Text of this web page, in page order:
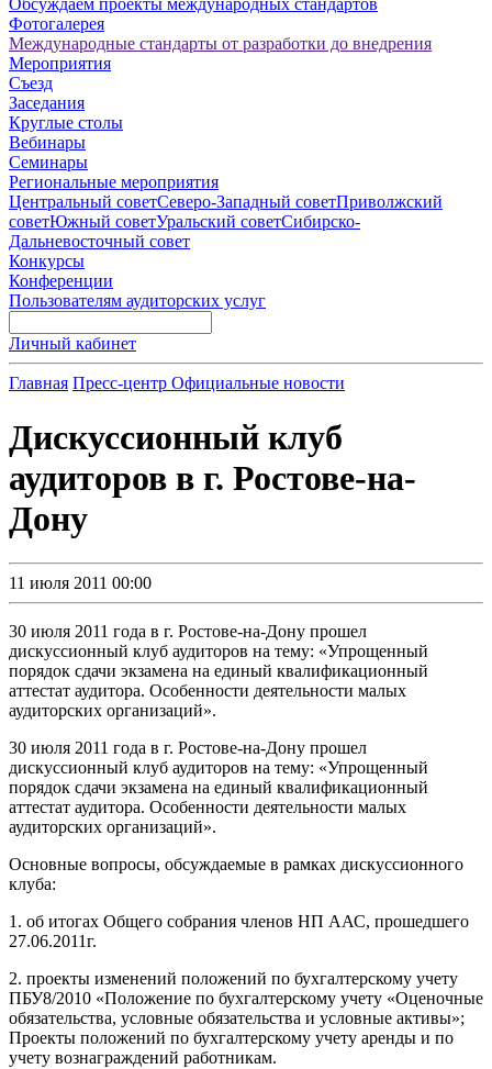
Обсуждаем проекты международных стандартов
Фотогалерея
Международные стандарты от разработки до внедрения
Мероприятия
Съезд
Заседания
Круглые столы
Вебинары
Семинары
Региональные мероприятия
Центральный советСеверо-Западный советПриволжский
советЮжный советУральский советСибирско-
Дальневосточный совет
Конкурсы
Конференции
Пользователям аудиторских услуг
Личный кабинет
Главная Пресс-центр Официальные новости
Дискуссионный клуб
аудиторов в г. Ростове-на-
Дону
11 июля 2011 00:00
30 июля 2011 года в г. Ростове-на-Дону прошел
дискуссионный клуб аудиторов на тему: «Упрощенный
порядок сдачи экзамена на единый квалификационный
аттестат аудитора. Особенности деятельности малых
аудиторских организаций».
30 июля 2011 года в г. Ростове-на-Дону прошел
дискуссионный клуб аудиторов на тему: «Упрощенный
порядок сдачи экзамена на единый квалификационный
аттестат аудитора. Особенности деятельности малых
аудиторских организаций».
Основные вопросы, обсуждаемые в рамках дискуссионного
клуба:
1. об итогах Общего собрания членов НП ААС, прошедшего
27.06.2011г.
2. проекты изменений положений по бухгалтерскому учету
ПБУ8/2010 «Положение по бухгалтерскому учету «Оценочные
обязательства, условные обязательства и условные активы»;
Проекты положений по бухгалтерскому учету аренды и по
учету вознаграждений работникам.